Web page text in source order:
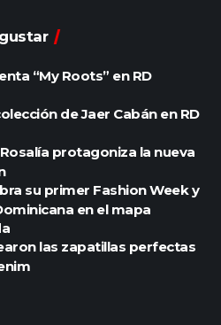
“My Roots” en RD
de Jaer Cabán en RD
protagoniza la nueva
su primer Fashion Week y
en el mapa
las zapatillas perfectas